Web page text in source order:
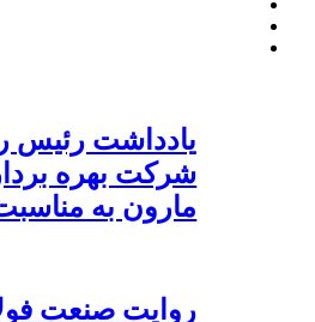
یادداشت رئیس
شرکت بهره
مارون به
روایت صنعت